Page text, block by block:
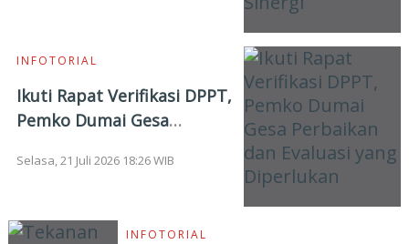
INFOTORIAL
Ikuti Rapat Verifikasi DPPT,
Pemko Dumai Gesa
Diperlukan
Selasa, 21 Juli 2026 18:26 WIB
INFOTORIAL